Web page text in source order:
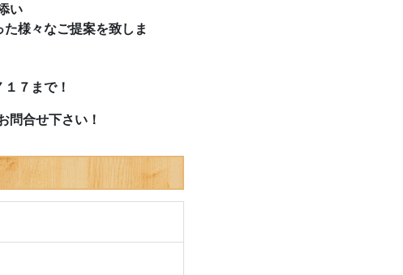
い
様々なご提案を致しま
７まで！
問合せ下さい！